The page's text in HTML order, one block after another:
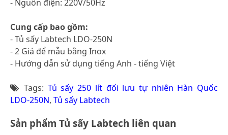
- Nguồn điện: 220V/50Hz
Cung cấp bao gồm:
- Tủ sấy Labtech LDO-250N
- 2 Giá để mẫu bằng Inox
- Hướng dẫn sử dụng tiếng Anh - tiếng Việt
Tags: Tủ sấy 250 lít đối lưu tự nhiên Hàn Quốc
LDO-250N, Tủ sấy Labtech
Sản phẩm Tủ sấy Labtech liên quan